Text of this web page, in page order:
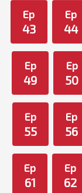
Ep
43
Ep
44
Ep
49
Ep
50
Ep
55
Ep
56
Ep
61
Ep
62